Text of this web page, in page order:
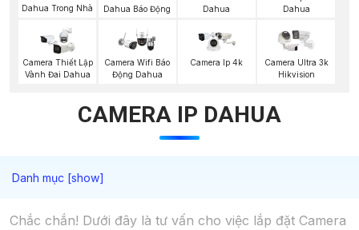
Dahua Trong Nhà
Dahua Báo Động
Dahua
Dahua
Camera Thiết Lập
Vành Đai Dahua
Camera Wifi Báo
Động Dahua
Camera Ip 4k
Camera Ultra 3k
Hikvision
CAMERA IP DAHUA
Chắc chắn! Dưới đây là tư vấn cho việc lắp đặt Camera